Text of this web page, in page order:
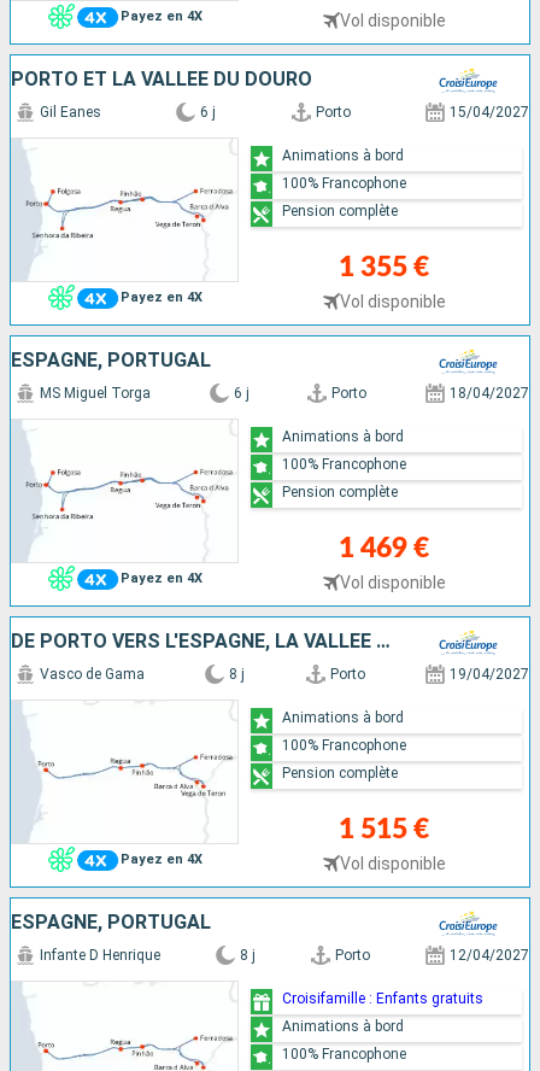
Payez en 4X Vol disponible
PORTO ET LA VALLÉE DU DOURO
Payez en 4X
Gil Eanes 6 j Porto 15/04/2027
1 355 €
Vol disponible
Animations à bord
100% Francophone
Pension complète
ESPAGNE, PORTUGAL
Payez en 4X
MS Miguel Torga 6 j Porto 18/04/2027
1 469 €
Vol disponible
Animations à bord
100% Francophone
Pension complète
DE PORTO VERS L'ESPAGNE, LA VALLÉE DU DOURO (PORTUGAL) ET SALAMANQUE (ESPAGNE)
Payez en 4X
Vasco de Gama 8 j Porto 19/04/2027
1 515 €
Vol disponible
Animations à bord
100% Francophone
Pension complète
ESPAGNE, PORTUGAL
Infante D Henrique 8 j Porto 12/04/2027
Croisifamille : Enfants gratuits
Animations à bord
100% Francophone